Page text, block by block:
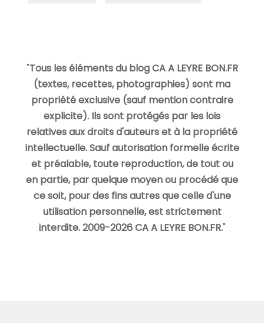
"Tous les éléments du blog CA A LEYRE BON.FR
(textes, recettes, photographies) sont ma
propriété exclusive (sauf mention contraire
explicite). Ils sont protégés par les lois
relatives aux droits d'auteurs et à la propriété
intellectuelle. Sauf autorisation formelle écrite
et préalable, toute reproduction, de tout ou
en partie, par quelque moyen ou procédé que
ce soit, pour des fins autres que celle d'une
utilisation personnelle, est strictement
interdite. 2009-2026 CA A LEYRE BON.FR."